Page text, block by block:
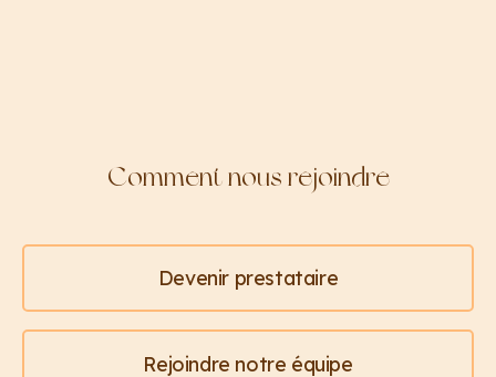
Comment nous rejoindre
Devenir prestataire
Rejoindre notre équipe